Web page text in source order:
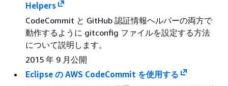
Helpers
CodeCommit と GitHub 認証情報ヘルパーの両方で
動作するように gitconfig ファイルを設定する方法
について説明します。
2015 年 9 月公開
Eclipse の AWS CodeCommit を使用する